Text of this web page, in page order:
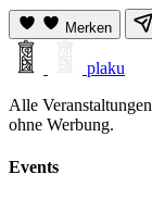
Merken
plaku
Alle
ohne Werbung.
Events